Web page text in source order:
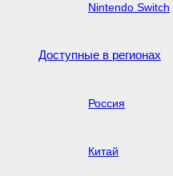
Nintendo Switch
Доступные в регионах
Россия
Китай